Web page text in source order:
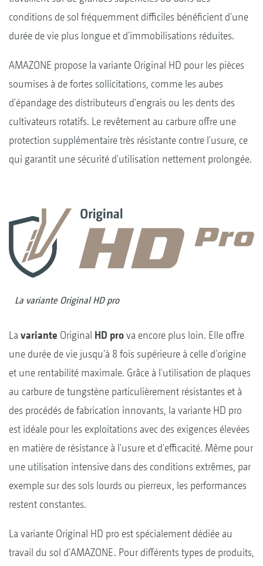
conditions de sol fréquemment difficiles bénéficient d'une
durée de vie plus longue et d'immobilisations réduites.
AMAZONE propose la variante Original HD pour les pièces
soumises à de fortes sollicitations, comme les aubes
d'épandage des distributeurs d'engrais ou les dents des
cultivateurs rotatifs. Le revêtement au carbure offre une
protection supplémentaire très résistante contre l'usure, ce
qui garantit une sécurité d'utilisation nettement prolongée.
La variante Original HD pro
La variante Original HD prova encore plus loin. Elle offre
une durée de vie jusqu'à 8 fois supérieure à celle d'origine
et une rentabilité maximale. Grâce à l'utilisation de plaques
au carbure de tungstène particulièrement résistantes et à
des procédés de fabrication innovants, la variante HD pro
est idéale pour les exploitations avec des exigences élevées
en matière de résistance à l'usure et d'efficacité. Même pour
une utilisation intensive dans des conditions extrêmes, par
exemple sur des sols lourds ou pierreux, les performances
restent constantes.
La variante Original HD pro est spécialement dédiée au
travail du sol d'AMAZONE. Pour différents types de produits,